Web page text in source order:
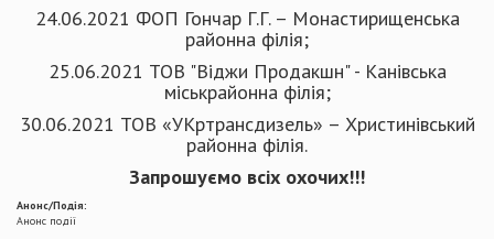
24.06.2021 ФОП Гончар Г.Г. – Монастирищенська
районна філія;
25.06.2021 ТОВ "Віджи Продакшн" - Канівська
міськрайонна філія;
30.06.2021 ТОВ «УКртрансдизель» – Христинівський
районна філія.
Запрошуємо всіх охочих!!!
Анонс/Подія:
Анонс події